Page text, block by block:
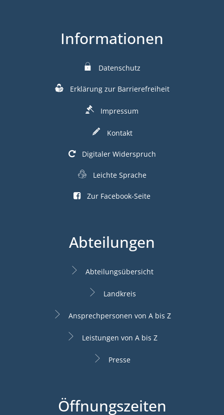
Informationen
Datenschutz
Erklärung zur Barrierefreiheit
Impressum
Kontakt
Digitaler Widerspruch
Leichte Sprache
Zur Facebook-Seite
Abteilungen
Abteilungsübersicht
Landkreis
Ansprechpersonen von A bis Z
Leistungen von A bis Z
Presse
Öffnungszeiten